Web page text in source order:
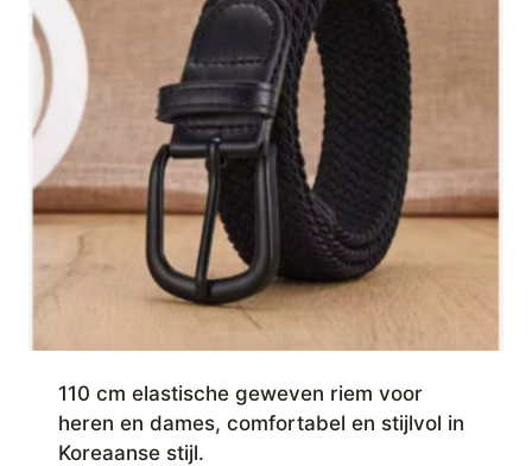
110 cm elastische geweven riem voor
heren en dames, comfortabel en stijlvol in
Koreaanse stijl.